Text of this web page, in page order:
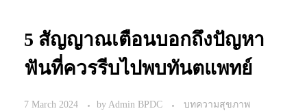
5 สัญญาณเตือนบอกถึงปัญหา
ฟันที่ควรรีบไปพบทันตแพทย์
7 March 2024 byAdmin BPDC บทความสุขภาพ